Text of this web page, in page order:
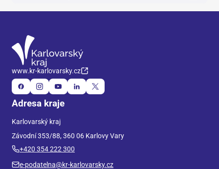
www.kr-karlovarsky.cz
Adresa kraje
Karlovarský kraj
Závodní 353/88, 360 06 Karlovy Vary
+420 354 222 300
e-podatelna@kr-karlovarsky.cz